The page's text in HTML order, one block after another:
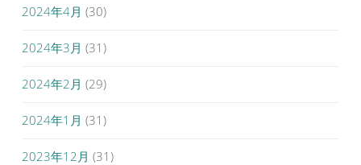
2024年4月 (30)
2024年3月 (31)
2024年2月 (29)
2024年1月 (31)
2023年12月 (31)